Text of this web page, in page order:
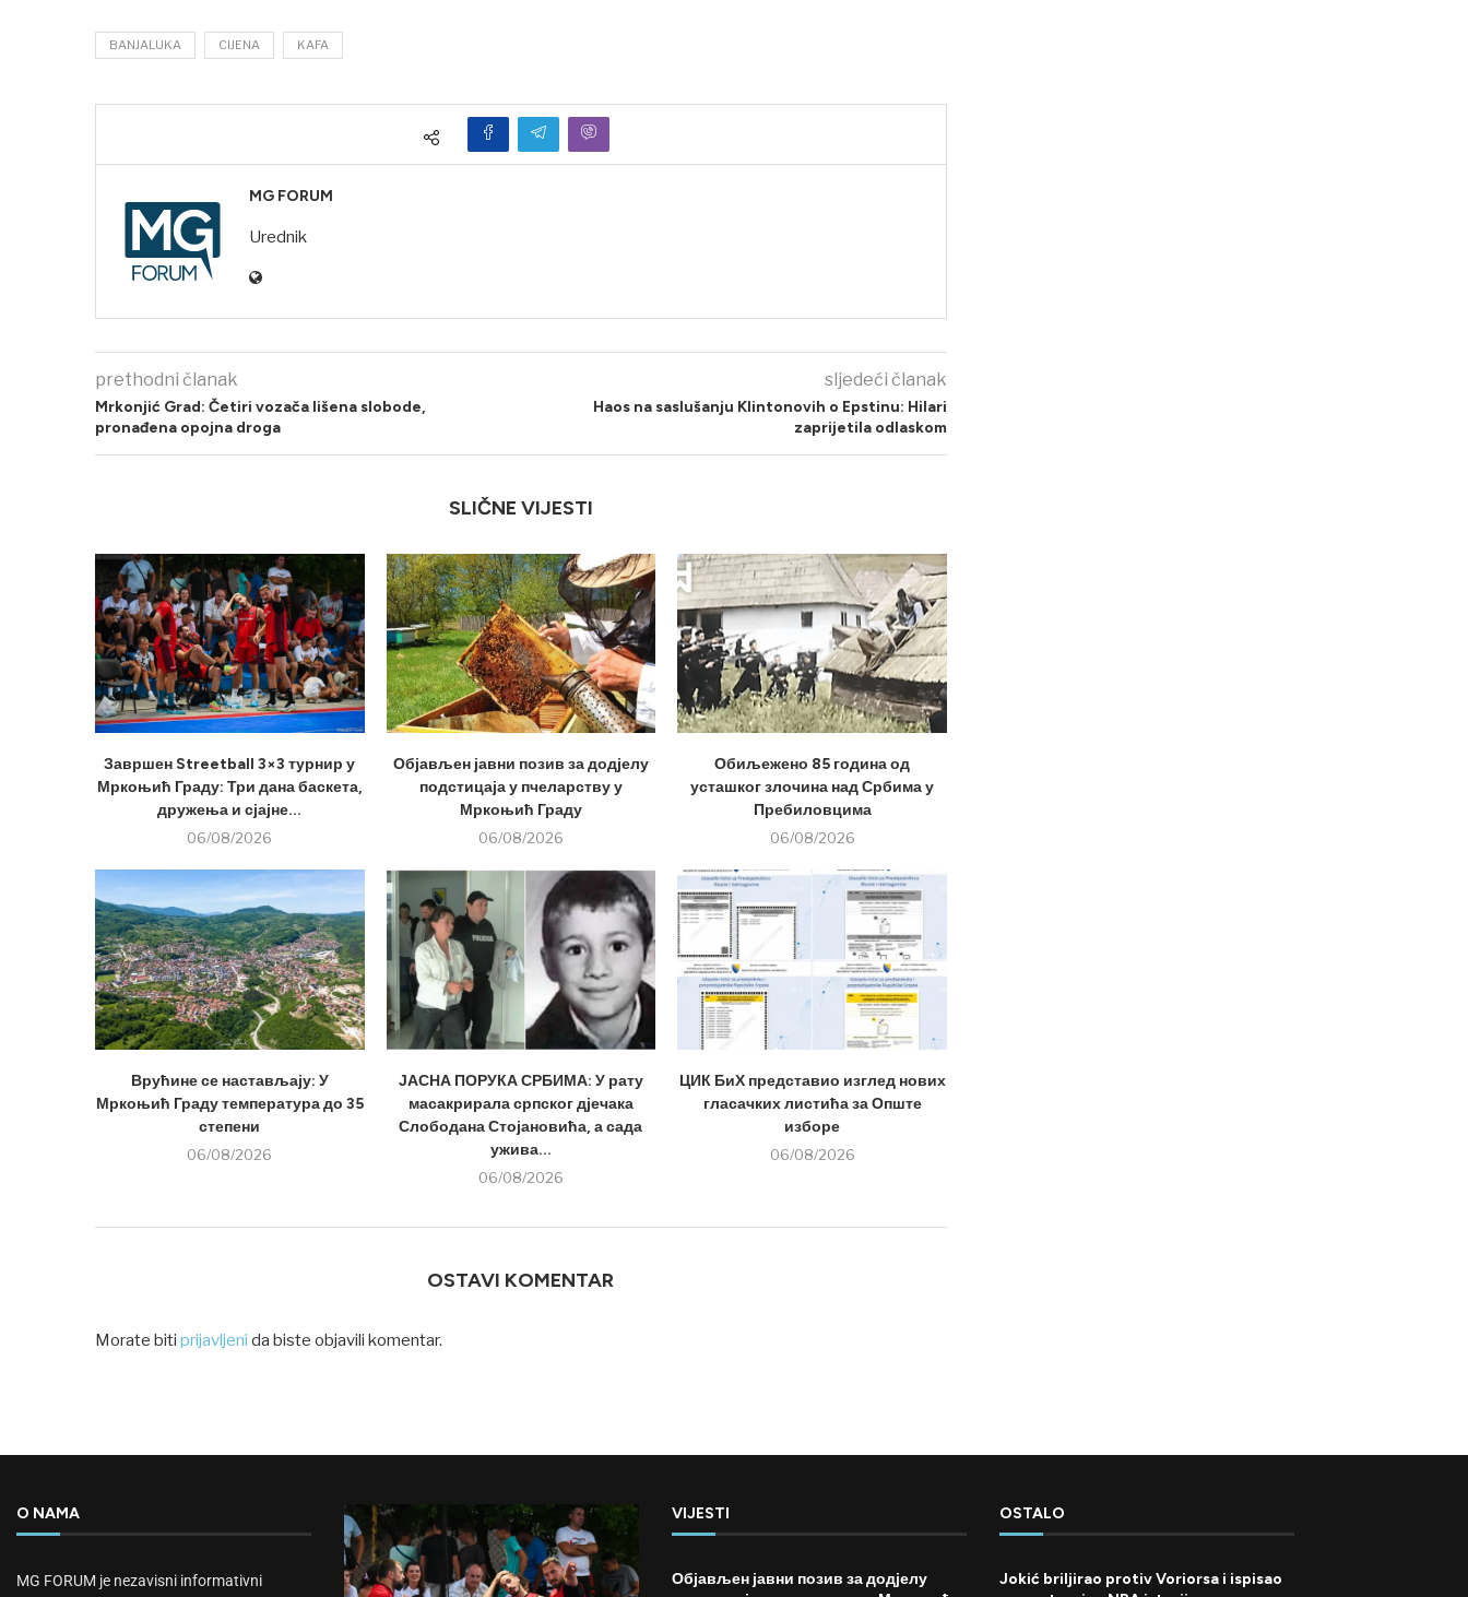
BANJALUKA CIJENA KAFA
MG FORUM
Urednik
prethodni članak
Mrkonjić Grad: Četiri vozača lišena slobode,
pronađena opojna droga
sljedeći članak
Haos na saslušanju Klintonovih o Epstinu: Hilari
zaprijetila odlaskom
SLIČNE VIJESTI
Завршен Streetball 3×3 турнир у
Мркоњић Граду: Три дана баскета,
дружења и сјајне...
06/08/2026
Објављен јавни позив за додјелу
подстицаја у пчеларству у
Мркоњић Граду
06/08/2026
Обиљежено 85 година од
усташког злочина над Србима у
Пребиловцима
06/08/2026
Врућине се настављају: У
Мркоњић Граду температура до 35
степени
06/08/2026
ЈАСНА ПОРУКА СРБИМА: У рату
масакрирала српског дјечака
Слободана Стојановића, а сада
ужива...
06/08/2026
ЦИК БиХ представио изглед нових
гласачких листића за Опште
изборе
06/08/2026
OSTAVI KOMENTAR
Morate biti prijavljeni da biste objavili komentar.
O NAMA
MG FORUM je nezavisni informativni
VIJESTI
Објављен јавни позив за додјелу
OSTALO
Jokić briljirao protiv Voriorsa i ispisao